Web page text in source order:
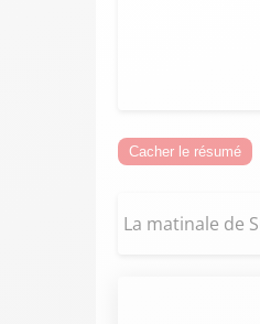
Cacher le résumé
La matinale de